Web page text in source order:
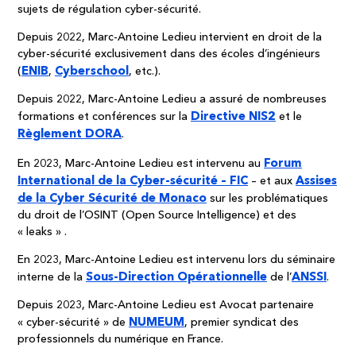
sujets de régulation cyber-sécurité.
Depuis 2022, Marc-Antoine Ledieu intervient en droit de la
cyber-sécurité exclusivement dans des écoles d’ingénieurs
(ENIB, Cyberschool, etc.).
Depuis 2022, Marc-Antoine Ledieu a assuré de nombreuses
formations et conférences sur la Directive NIS2 et le
Règlement DORA.
En 2023, Marc-Antoine Ledieu est intervenu au Forum
International de la Cyber-sécurité – FIC– et aux Assises
de la Cyber Sécurité de Monaco sur les problématiques
du droit de l’OSINT (Open Source Intelligence) et des
« leaks » .
En 2023, Marc-Antoine Ledieu est intervenu lors du séminaire
interne de la Sous-Direction Opérationnelle de l’ANSSI.
Depuis 2023, Marc-Antoine Ledieu est Avocat partenaire
« cyber-sécurité » de NUMEUM, premier syndicat des
professionnels du numérique en France.